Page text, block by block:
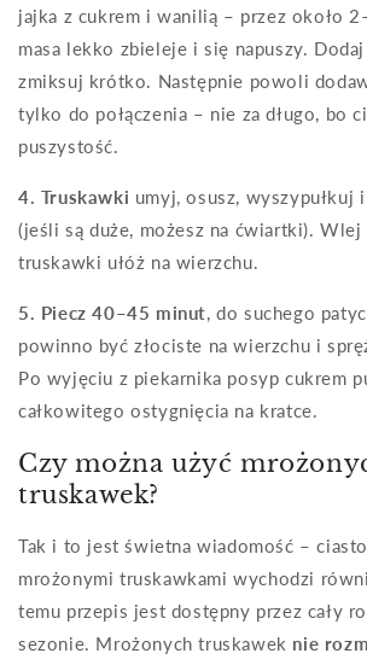
jajka z cukrem i wanilią – przez około
masa lekko zbieleje i się napuszy.
zmiksuj krótko. Następnie powoli
tylko do połączenia – nie za długo, bo
puszystość.
4. Truskawki umyj, osusz, wyszypułkuj
(jeśli są duże, możesz na ćwiartki).
truskawki ułóż na wierzchu.
5. Piecz 40–45 minut, do suchego
powinno być złociste na wierzchu i
Po wyjęciu z piekarnika posyp cukrem
całkowitego ostygnięcia na kratce.
Czy można użyć
truskawek?
Tak i to jest świetna wiadomość –
mrożonymi truskawkami wychodzi
temu przepis jest dostępny przez cały
sezonie. Mrożonych truskawek nie